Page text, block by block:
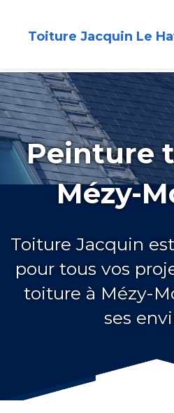
Toiture Jacquin Le
Peinture
Mézy-
Toiture Jacquin
pour tous vos
toiture à Mézy-
ses